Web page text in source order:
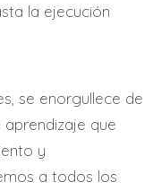
la ejecución
se enorgullece de
que
y
a todos los